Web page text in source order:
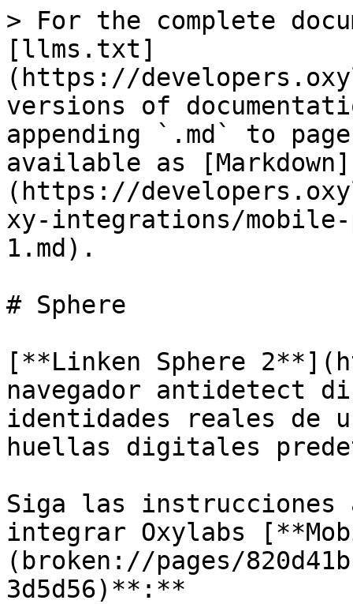
> For the complete
[llms.txt]
(https://
versions of
appending `.md` to
available as [Markdown]
(https://
xy-integrations/
1.md).
# Sphere
[**Linken Sphere
navegador antidetect
identidades reales de
huellas digitales
Siga las instrucciones
integrar Oxylabs
(broken://pages/
3d5d56)**:**